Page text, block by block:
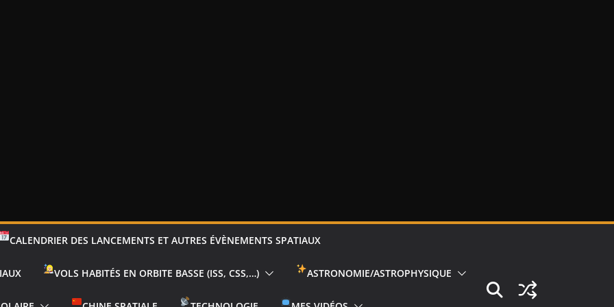
CALENDRIER DES LANCEMENTS ET AUTRES ÉVÈNEMENTS SPATIAUX
VOLS HABITÉS EN ORBITE BASSE (ISS, CSS,…) ASTRONOMIE/ASTROPHYSIQUE